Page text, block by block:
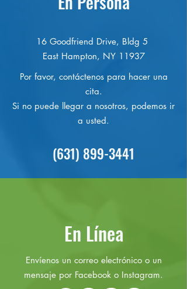
16 Goodfriend Drive, Bldg 5
East Hampton, NY 11937
Por favor, contáctenos para hacer una
cita.
Si no puede llegar a nosotros, podemos ir
a usted.
(631) 899-3441
En Línea
Envíenos un correo electrónico o un
mensaje por Facebook o Instagram.